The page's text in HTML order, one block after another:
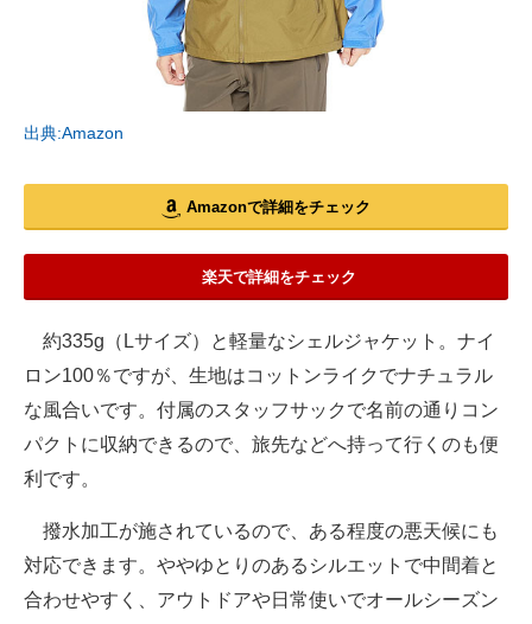
出典:Amazon
Amazonで詳細をチェック
楽天で詳細をチェック
約335g（Lサイズ）と軽量なシェルジャケット。ナイ
ロン100％ですが、生地はコットンライクでナチュラル
な風合いです。付属のスタッフサックで名前の通りコン
パクトに収納できるので、旅先などへ持って行くのも便
利です。
撥水加工が施されているので、ある程度の悪天候にも
対応できます。ややゆとりのあるシルエットで中間着と
合わせやすく、アウトドアや日常使いでオールシーズン